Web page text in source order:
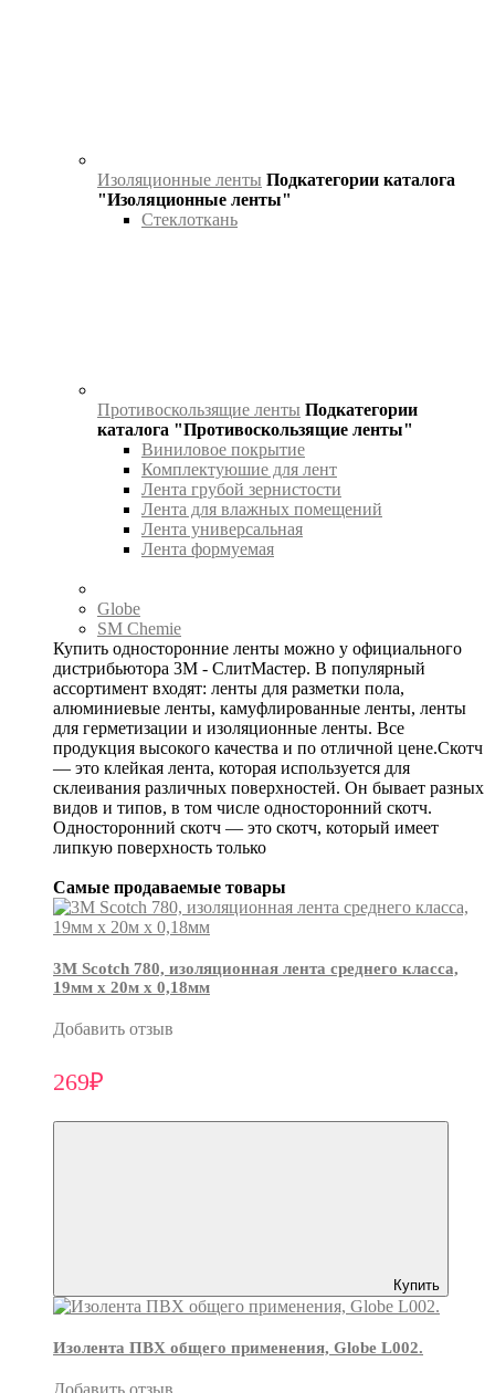
Изоляционные ленты Подкатегории каталога
"Изоляционные ленты"
Стеклоткань
Противоскользящие ленты Подкатегории
каталога "Противоскользящие ленты"
Виниловое покрытие
Комплектуюшие для лент
Лента грубой зернистости
Лента для влажных помещений
Лента универсальная
Лента формуемая
Globe
SM Chemie
Купить односторонние ленты можно у официального
дистрибьютора 3М - СлитМастер. В популярный
ассортимент входят: ленты для разметки пола,
алюминиевые ленты, камуфлированные ленты, ленты
для герметизации и изоляционные ленты. Все
продукция высокого качества и по отличной цене.Скотч
— это клейкая лента, которая используется для
склеивания различных поверхностей. Он бывает разных
видов и типов, в том числе односторонний скотч.
Односторонний скотч — это скотч, который имеет
липкую поверхность только
Самые продаваемые товары
3М Scotch 780, изоляционная лента среднего класса,
19мм х 20м х 0,18мм
Добавить отзыв
269₽
Купить
Изолента ПВХ общего применения, Globe L002.
Добавить отзыв